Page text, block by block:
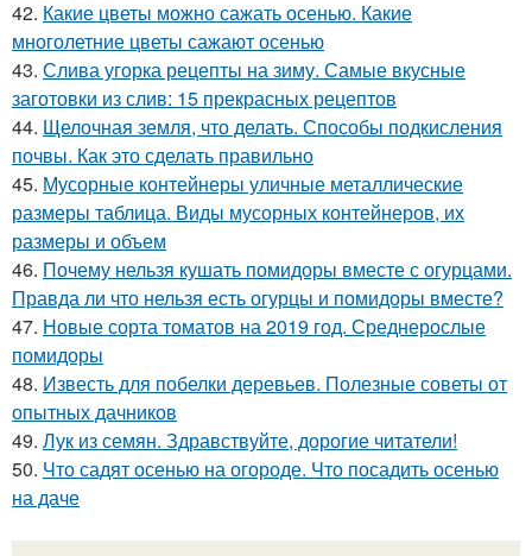
42. Какие цветы можно сажать осенью. Какие
многолетние цветы сажают осенью
43. Слива угорка рецепты на зиму. Самые вкусные
заготовки из слив: 15 прекрасных рецептов
44. Щелочная земля, что делать. Способы подкисления
почвы. Как это сделать правильно
45. Мусорные контейнеры уличные металлические
размеры таблица. Виды мусорных контейнеров, их
размеры и объем
46. Почему нельзя кушать помидоры вместе с огурцами.
Правда ли что нельзя есть огурцы и помидоры вместе?
47. Новые сорта томатов на 2019 год. Среднерослые
помидоры
48. Известь для побелки деревьев. Полезные советы от
опытных дачников
49. Лук из семян. Здравствуйте, дорогие читатели!
50. Что садят осенью на огороде. Что посадить осенью
на даче